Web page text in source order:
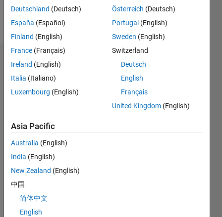
Dashboard
Statistics
CONTRIBUTIONS L
-2
-1
2
3
4
Deutschland (Deutsch)
España (Español)
Finland (English)
France (Français)
Ireland (English)
Italia (Italiano)
Luxembourg (English)
Österreich (Deutsch)
Portugal (English)
Sweden (English)
Switzerland
Deutsch
English
Français
United Kingdom (English)
Asia Pacific
Australia (English)
India (English)
New Zealand (English)
中国
简体中文
English